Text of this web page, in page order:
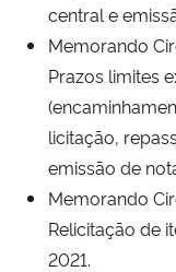
central e
Memorando
Prazos limites
licitação,
emissão de
Memorando
Relicitação de
2021.